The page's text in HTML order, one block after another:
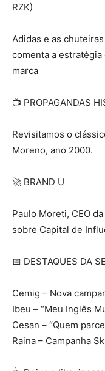
RZK)
Adidas e as
comenta a
marca
📺 PROPAGANDAS
Revisitamos o
Moreno, ano 2000.
🚀 BRAND U
Paulo Moreti, CEO
sobre Capital de
📅 DESTAQUES DA
Cemig – Nova
Ibeu – “Meu Inglês
Cesan – “Quem
Raina – Campanha